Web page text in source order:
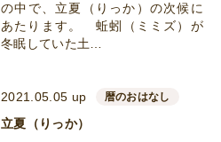
の中で、立夏（りっか）の次候に
あたります。 蚯蚓（ミミズ）が
冬眠していた土…
2021.05.05 up 暦のおはなし
立夏（りっか）